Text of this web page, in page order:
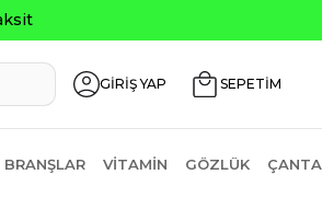
GİRİŞ YAP SEPETİM
BRANŞLAR VITAMIN GÖZLÜK ÇANTA